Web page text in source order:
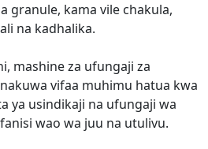
granule, kama vile chakula,
na kadhalika.
mashine za ufungaji za
vifaa muhimu hatua kwa
ya usindikaji na ufungaji wa
wao wa juu na utulivu.